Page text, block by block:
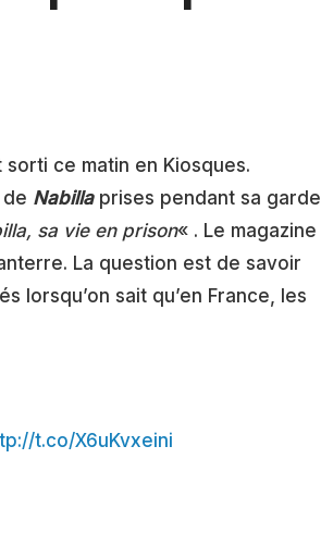
ce matin en Kiosques.
Nabillaprises pendant sa garde
sa vie en prison« . Le magazine
La question est de savoir
lorsqu’on sait qu’en France, les
t.co/X6uKvxeini